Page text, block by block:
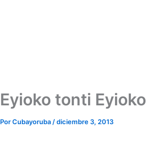
Eyioko tonti Eyioko
PorCubayoruba /diciembre 3, 2013